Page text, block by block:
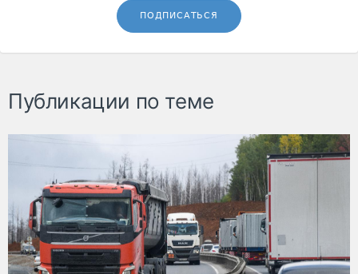
ПОДПИСАТЬСЯ
Публикации по теме